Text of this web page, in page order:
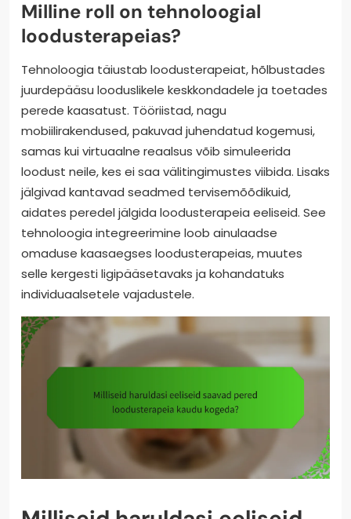
Milline roll on tehnoloogial
loodusterapeias?
Tehnoloogia täiustab loodusterapeiat, hõlbustades
juurdepääsu looduslikele keskkondadele ja toetades
perede kaasatust. Tööriistad, nagu
mobiilirakendused, pakuvad juhendatud kogemusi,
samas kui virtuaalne reaalsus võib simuleerida
loodust neile, kes ei saa välitingimustes viibida. Lisaks
jälgivad kantavad seadmed tervisemõõdikuid,
aidates peredel jälgida loodusterapeia eeliseid. See
tehnoloogia integreerimine loob ainulaadse
omaduse kaasaegses loodusterapeias, muutes
selle kergesti ligipääsetavaks ja kohandatuks
individuaalsetele vajadustele.